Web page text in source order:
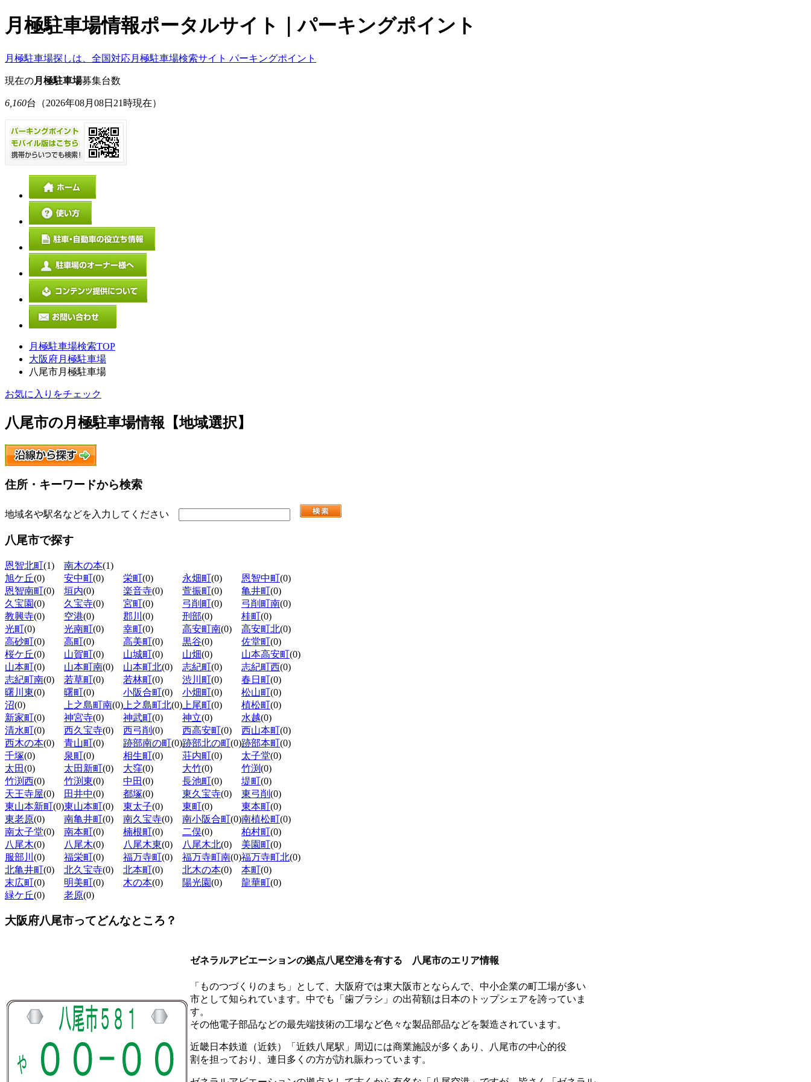
月極駐車場情報ポータルサイト｜パーキングポイント
月極駐車場探しは、全国対応月極駐車場検索サイト パーキングポイント
現在の月極駐車場募集台数
6,160台 （2026年08月08日21時現在）
月極駐車場検索TOP
大阪府月極駐車場
八尾市月極駐車場
お気に入りをチェック
八尾市の月極駐車場情報【地域選択】
住所・キーワードから検索
地域名や駅名などを入力してください
八尾市で探す
恩智北町(1) 南木の本(1)
旭ケ丘(0) 安中町(0) 栄町(0) 永畑町(0) 恩智中町(0)
恩智南町(0) 垣内(0) 楽音寺(0) 萱振町(0) 亀井町(0)
久宝園(0) 久宝寺(0) 宮町(0) 弓削町(0) 弓削町南(0)
教興寺(0) 空港(0) 郡川 (0) 刑部(0) 桂町(0)
光町(0) 光南町(0) 幸町(0) 高安町南(0) 高安町北(0)
高砂町(0) 高町(0) 高美町(0) 黒谷(0) 佐堂町(0)
桜ケ丘(0) 山賀町(0) 山城町(0) 山畑(0) 山本高安町(0)
山本町(0) 山本町南(0) 山本町北(0) 志紀町(0) 志紀町西(0)
志紀町南(0) 若草町(0) 若林町(0) 渋川町(0) 春日町(0)
曙川東(0) 曙町(0) 小阪合町(0) 小畑町(0) 松山町(0)
沼(0) 上之島町南(0) 上之島町北(0) 上尾町(0) 植松町(0)
新家町(0) 神宮寺(0) 神武町(0) 神立(0) 水越(0)
清水町(0) 西久宝寺(0) 西弓削 (0) 西高安町(0) 西山本町(0)
西木の本(0) 青山町(0) 跡部南の町(0)跡部北の町(0)跡部本町(0)
千塚(0) 泉町(0) 相生町(0) 荘内町(0) 太子堂(0)
太田(0) 太田新町(0) 大窪(0) 大竹(0) 竹渕(0)
竹渕西(0) 竹渕東(0) 中田(0) 長池町(0) 堤町(0)
天王寺屋(0) 田井中(0) 都塚(0) 東久宝寺(0) 東弓削 (0)
東山本新町(0)東山本町(0) 東太子(0) 東町(0) 東本町(0)
東老原(0) 南亀井町(0) 南久宝寺(0) 南小阪合町(0)南植松町(0)
南太子堂(0) 南本町(0) 楠根町(0) 二俣(0) 柏村町(0)
八尾木(0) 八尾木(0) 八尾木東(0) 八尾木北(0) 美園町(0)
服部川 (0) 福栄町(0) 福万寺町(0) 福万寺町南(0)福万寺町北(0)
北亀井町(0) 北久宝寺(0) 北本町(0) 北木の本(0) 本町(0)
末広町(0) 明美町(0) 木の本(0) 陽光園(0) 龍華町(0)
緑ケ丘(0) 老原(0)
大阪府八尾市ってどんなところ？
ゼネラルアビエーションの拠点八尾空港を有する 八尾市のエリア情報
「ものつづくりのまち」として、大阪府では東大阪市とならんで、中小企業の町工場が多い
市として知られています。中でも「歯ブラシ」の出荷額は日本のトップシェアを誇っていま
す。
その他電子部品などの最先端技術の工場など色々な製品部品などを製造されています。
近畿日本鉄道（近鉄）「近鉄八尾駅」周辺には商業施設が多くあり、八尾市の中心的役
割を担っており、連日多くの方が訪れ賑わっています。